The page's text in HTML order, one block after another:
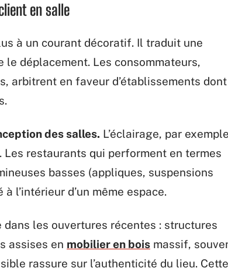
en salle
à un courant décoratif. Il traduit une
le déplacement. Les consommateurs,
arbitrent en faveur d’établissements dont
des salles. L’éclairage, par
restaurants qui performent en termes
basses (appliques, suspensions
l’intérieur d’un même espace.
dans les ouvertures récentes : structures
assises en mobilier en bois massif,
rassure sur l’authenticité du lieu. Cette